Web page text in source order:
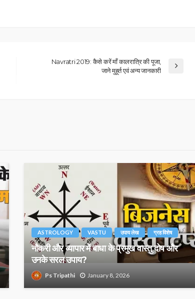
Navratri 2019: कैसे करें माँ कालरात्रि की पूजा,
जाने मुहूर्त एवं अन्य जानकारी
ASTROLOGY VASTU उपाय लेख ग्रह विशेष
नौकरी और व्यापार में बाधा के प्रमुख वास्तु दोष और
उनके सरल उपाय?
Ps Tripathi January 8, 2026